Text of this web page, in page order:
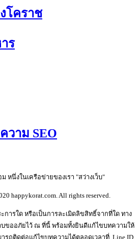
โคราช
ร
วาม SEO
หนึ่งในเครือข่ายของเรา "สว่างเว็บ"
happykorat.com. All rights reserved.
ารใด หรือเป็นการละเมิดลิขสิทธิ์จากที่ใด ทาง
บขออภัยไว้ ณ ที่นี้ พร้อมทั้งยินดีแก้ไขบทความให้
รถติดต่อแก้ไขบทความได้ตลอดเวลาที่ Line ID